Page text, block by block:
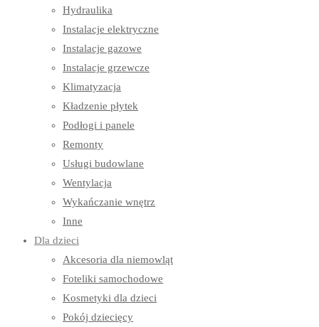
Hydraulika
Instalacje elektryczne
Instalacje gazowe
Instalacje grzewcze
Klimatyzacja
Kładzenie płytek
Podłogi i panele
Remonty
Usługi budowlane
Wentylacja
Wykańczanie wnętrz
Inne
Dla dzieci
Akcesoria dla niemowląt
Foteliki samochodowe
Kosmetyki dla dzieci
Pokój dziecięcy